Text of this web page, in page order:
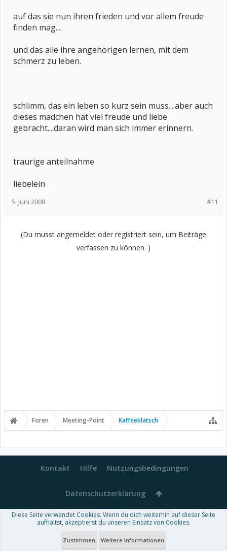
auf das sie nun ihren frieden und vor allem freude
finden mag....
und das alle ihre angehörigen lernen, mit dem
schmerz zu leben.
schlimm, das ein leben so kurz sein muss....aber auch
dieses mädchen hat viel freude und liebe
gebracht....daran wird man sich immer erinnern.
traurige anteilnahme
liebelein
#11
5. Juni 2008
(Du musst angemeldet oder registriert sein, um Beiträge
verfassen zu können. )
Foren Meeting-Point Kaffeeklatsch
Kontakt Hilfe Nutzungsbedingungen
Datenschutzerklärung
Forum software by XenForo™-Deutsch von xenDach
Theme designed byThemeHouse
Diese Seite verwendet Cookies. Wenn du dich weiterhin auf dieser Seite
aufhältst, akzeptierst du unseren Einsatz von Cookies.
Zustimmen Weitere Informationen